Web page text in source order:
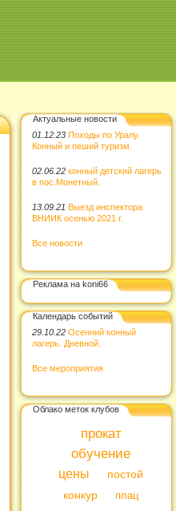
Актуальные новости
01.12.23 Походы по Уралу.
Конный и пеший туризм.
02.06.22 конный детский лагерь
в пос.Монетный.
13.09.21 Выезд инспектора
ВНИИК осенью 2021 г.
Все новости
Реклама на koni66
Календарь событий
29.10.22 Осенний конный
лагерь. Дневной.
Все мероприятия
Облако меток клубов
прокат
обучение
цены
постой
конкур
плац